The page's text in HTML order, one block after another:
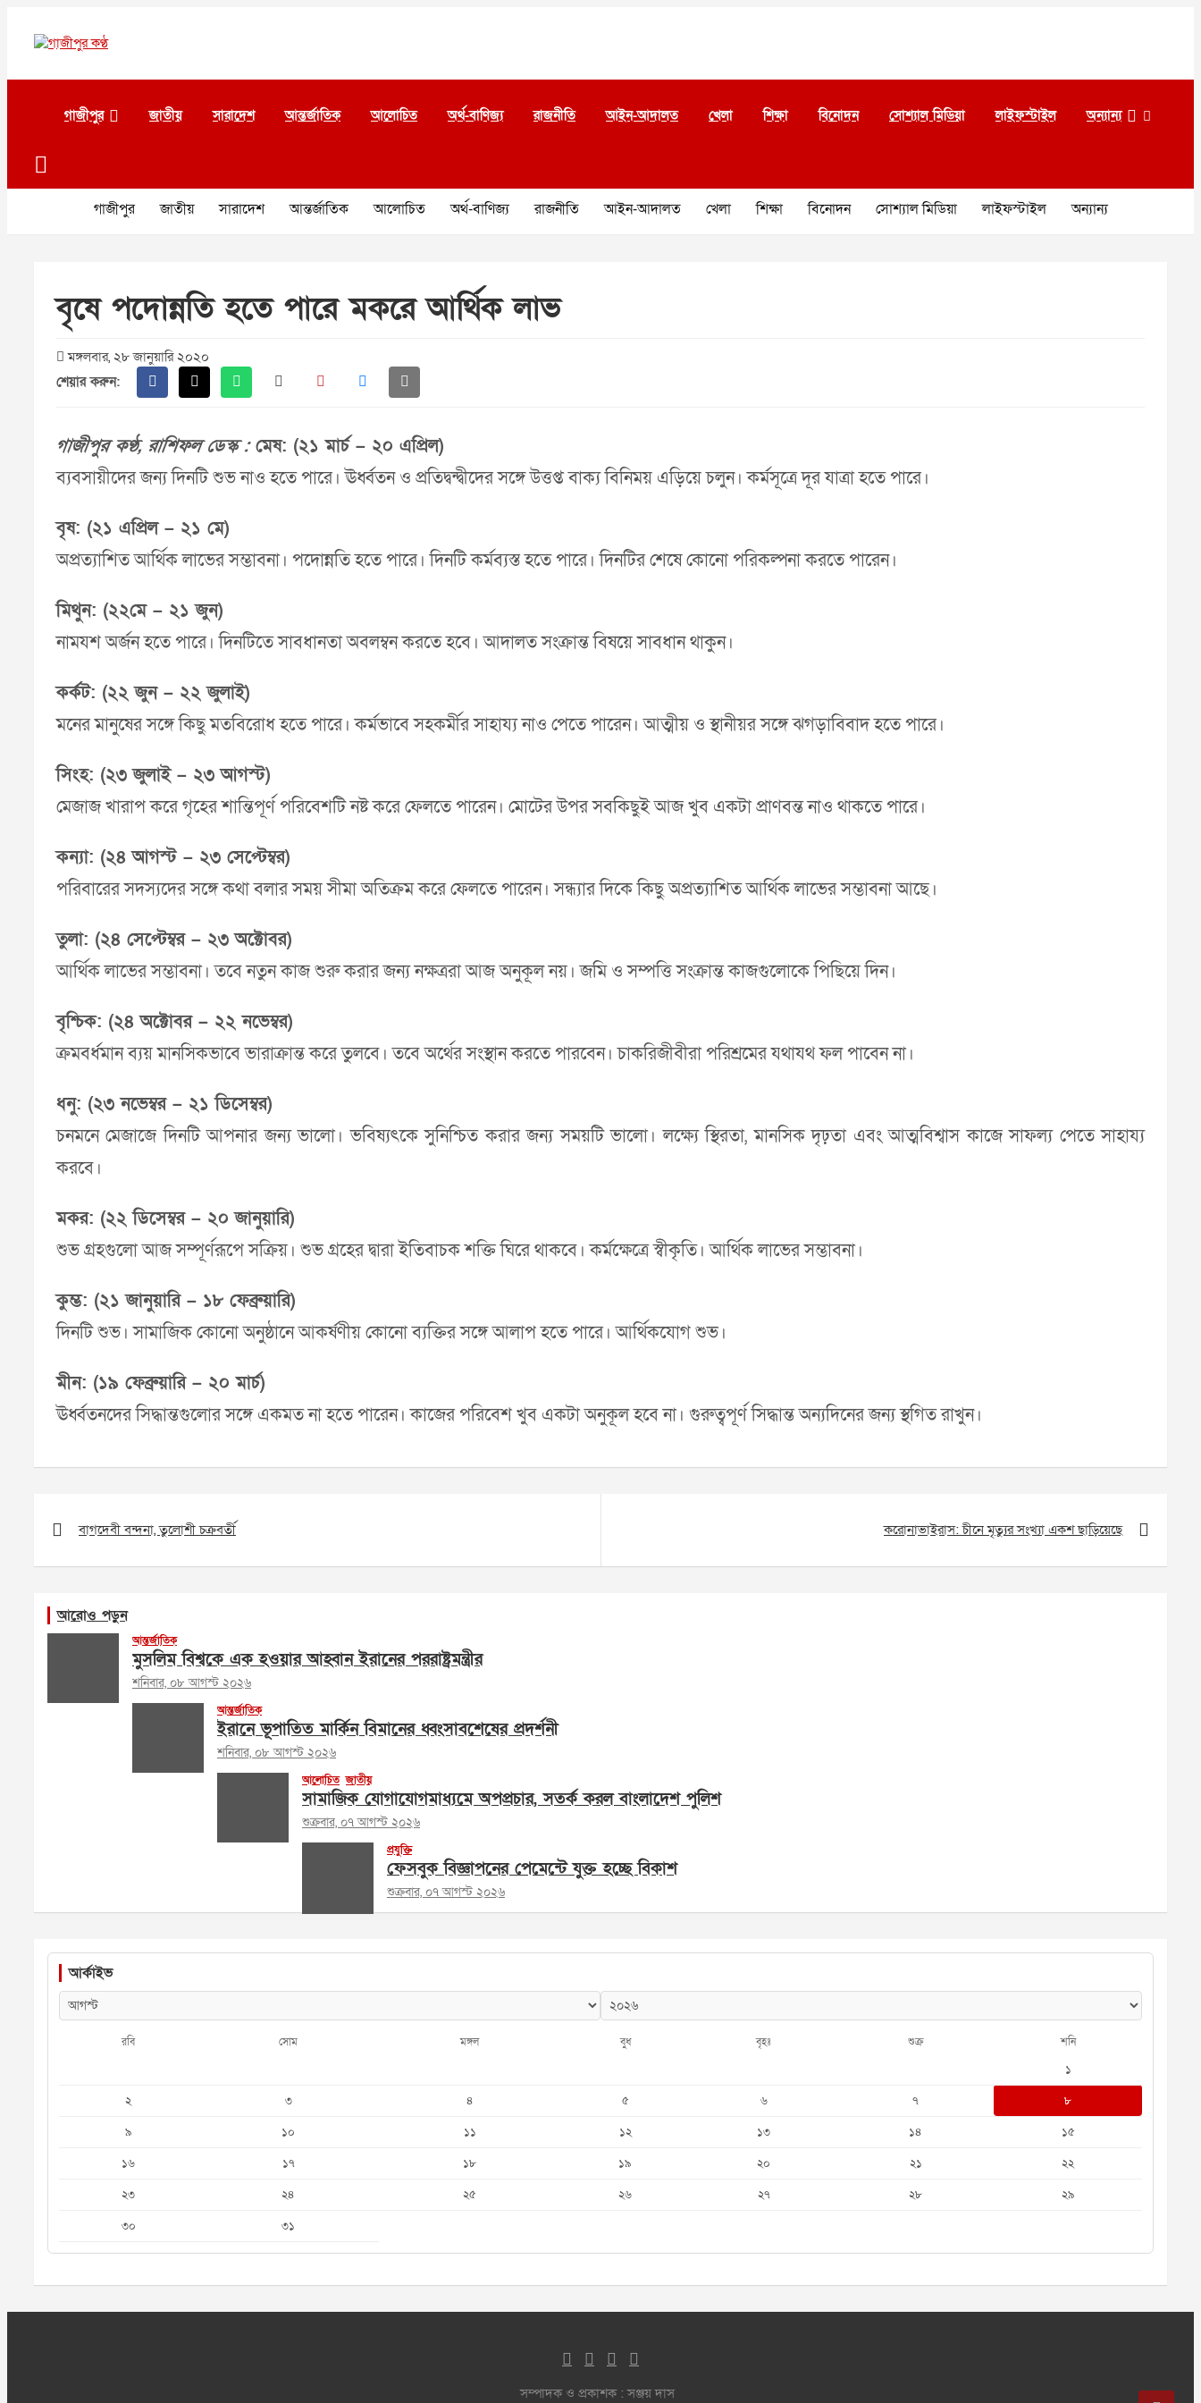
contentগাজীপুর কণ্ঠ
গাজীপুর জাতীয় সারাদেশ আন্তর্জাতিক আলোচিত অর্থ-বাণিজ্য রাজনীতি আইন-আদালত খেলা শিক্ষা বিনোদন সোশ্যাল মিডিয়া লাইফস্টাইল অন্যান্য
গাজীপুর জাতীয় সারাদেশ আন্তর্জাতিক আলোচিত অর্থ-বাণিজ্য রাজনীতি আইন-আদালত খেলা শিক্ষা বিনোদন সোশ্যাল মিডিয়া লাইফস্টাইল অন্যান্য
বৃষে পদোন্নতি হতে পারে মকরে আর্থিক লাভ
মঙ্গলবার, ২৮ জানুয়ারি ২০২০
শেয়ার করুন:
গাজীপুর কণ্ঠ, রাশিফল ডেস্ক :মেষ: (২১ মার্চ – ২০ এপ্রিল)
ব্যবসায়ীদের জন্য দিনটি শুভ নাও হতে পারে। ঊর্ধ্বতন ও প্রতিদ্বন্দ্বীদের সঙ্গে উত্তপ্ত বাক্য বিনিময় এড়িয়ে চলুন। কর্মসূত্রে দূর যাত্রা হতে পারে।
বৃষ: (২১ এপ্রিল – ২১ মে)
অপ্রত্যাশিত আর্থিক লাভের সম্ভাবনা। পদোন্নতি হতে পারে। দিনটি কর্মব্যস্ত হতে পারে। দিনটির শেষে কোনো পরিকল্পনা করতে পারেন।
মিথুন: (২২মে – ২১ জুন)
নামযশ অর্জন হতে পারে। দিনটিতে সাবধানতা অবলম্বন করতে হবে। আদালত সংক্রান্ত বিষয়ে সাবধান থাকুন।
কর্কট: (২২ জুন – ২২ জুলাই)
মনের মানুষের সঙ্গে কিছু মতবিরোধ হতে পারে। কর্মভাবে সহকর্মীর সাহায্য নাও পেতে পারেন। আত্মীয় ও স্থানীয়র সঙ্গে ঝগড়াবিবাদ হতে পারে।
সিংহ: (২৩ জুলাই – ২৩ আগস্ট)
মেজাজ খারাপ করে গৃহের শান্তিপূর্ণ পরিবেশটি নষ্ট করে ফেলতে পারেন। মোটের উপর সবকিছুই আজ খুব একটা প্রাণবন্ত নাও থাকতে পারে।
কন্যা: (২৪ আগস্ট – ২৩ সেপ্টেম্বর)
পরিবারের সদস্যদের সঙ্গে কথা বলার সময় সীমা অতিক্রম করে ফেলতে পারেন। সন্ধ্যার দিকে কিছু অপ্রত্যাশিত আর্থিক লাভের সম্ভাবনা আছে।
তুলা: (২৪ সেপ্টেম্বর – ২৩ অক্টোবর)
আর্থিক লাভের সম্ভাবনা। তবে নতুন কাজ শুরু করার জন্য নক্ষত্ররা আজ অনুকূল নয়। জমি ও সম্পত্তি সংক্রান্ত কাজগুলোকে পিছিয়ে দিন।
বৃশ্চিক: (২৪ অক্টোবর – ২২ নভেম্বর)
ক্রমবর্ধমান ব্যয় মানসিকভাবে ভারাক্রান্ত করে তুলবে। তবে অর্থের সংস্থান করতে পারবেন। চাকরিজীবীরা পরিশ্রমের যথাযথ ফল পাবেন না।
ধনু: (২৩ নভেম্বর – ২১ ডিসেম্বর)
চনমনে মেজাজে দিনটি আপনার জন্য ভালো। ভবিষ্যৎকে সুনিশ্চিত করার জন্য সময়টি ভালো। লক্ষ্যে স্থিরতা, মানসিক দৃঢ়তা এবং আত্মবিশ্বাস কাজে সাফল্য পেতে সাহায্য
করবে।
মকর: (২২ ডিসেম্বর – ২০ জানুয়ারি)
শুভ গ্রহগুলো আজ সম্পূর্ণরূপে সক্রিয়। শুভ গ্রহের দ্বারা ইতিবাচক শক্তি ঘিরে থাকবে। কর্মক্ষেত্রে স্বীকৃতি। আর্থিক লাভের সম্ভাবনা।
কুম্ভ: (২১ জানুয়ারি – ১৮ ফেব্রুয়ারি)
দিনটি শুভ। সামাজিক কোনো অনুষ্ঠানে আকর্ষণীয় কোনো ব্যক্তির সঙ্গে আলাপ হতে পারে। আর্থিকযোগ শুভ।
মীন: (১৯ ফেব্রুয়ারি – ২০ মার্চ)
ঊর্ধ্বতনদের সিদ্ধান্তগুলোর সঙ্গে একমত না হতে পারেন। কাজের পরিবেশ খুব একটা অনুকূল হবে না। গুরুত্বপূর্ণ সিদ্ধান্ত অন্যদিনের জন্য স্থগিত রাখুন।
navigation
বাগদেবী বন্দনা, তুলোশী চক্রবর্তী করোনাভাইরাস: চীনে মৃত্যুর সংখ্যা একশ ছাড়িয়েছে
আরোও পড়ুন
আন্তর্জাতিক
মুসলিম বিশ্বকে এক হওয়ার আহ্বান ইরানের পররাষ্ট্রমন্ত্রীর
শনিবার, ০৮ আগস্ট ২০২৬
আন্তর্জাতিক
ইরানে ভূপাতিত মার্কিন বিমানের ধ্বংসাবশেষের প্রদর্শনী
শনিবার, ০৮ আগস্ট ২০২৬
আলোচিত জাতীয়
সামাজিক যোগাযোগমাধ্যমে অপপ্রচার, সতর্ক করল বাংলাদেশ পুলিশ
শুক্রবার, ০৭ আগস্ট ২০২৬
প্রযুক্তি
ফেসবুক বিজ্ঞাপনের পেমেন্টে যুক্ত হচ্ছে বিকাশ
শুক্রবার, ০৭ আগস্ট ২০২৬
আর্কাইভ
রবি সোম মঙ্গল বুধ বৃহঃ শুক্র শনি
১
২
৩ ৪ ৫ ৬ ৭
৮
৯
১০ ১১ ১২ ১৩ ১৪
১৫
১৬
১৭ ১৮ ১৯ ২০ ২১
২২
২৩
২৪ ২৫ ২৬ ২৭ ২৮
২৯
৩০
৩১
সম্পাদক ও প্রকাশক : সঞ্জয় দাস